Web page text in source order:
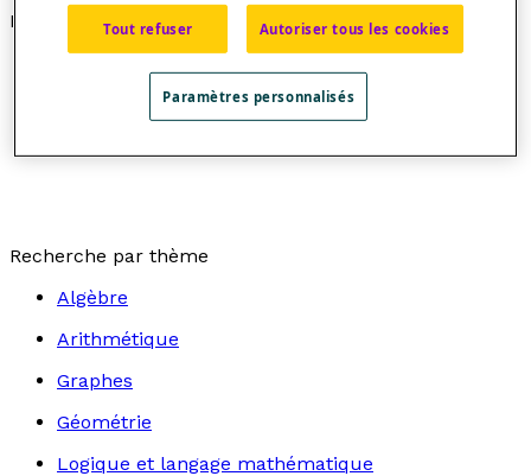
Le triangle MNP est médian au triangle ABC :
Recherche par thème
Algèbre
Arithmétique
Graphes
Géométrie
Logique et langage mathématique
Tout refuser Autoriser tous les cookies
Paramètres personnalisés